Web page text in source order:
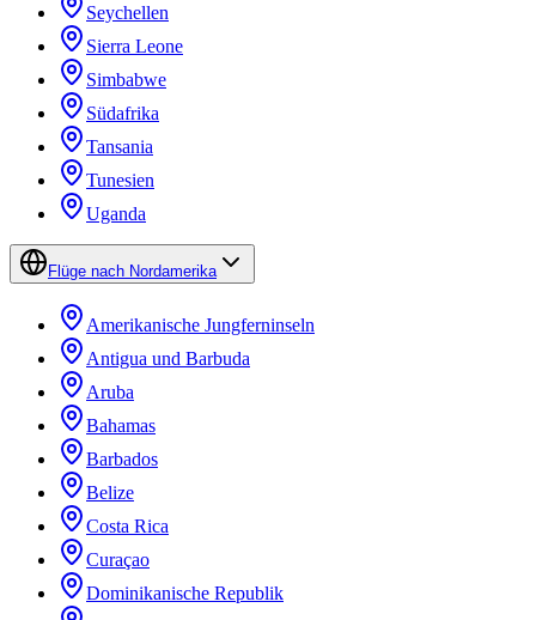
Seychellen
Sierra Leone
Simbabwe
Südafrika
Tansania
Tunesien
Uganda
Flüge nach Nordamerika
Amerikanische Jungferninseln
Antigua und Barbuda
Aruba
Bahamas
Barbados
Belize
Costa Rica
Curaçao
Dominikanische Republik